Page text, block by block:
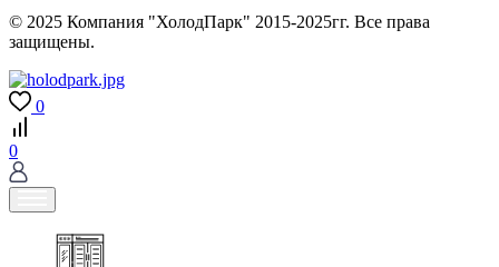
© 2025 Компания "ХолодПарк" 2015-2025гг. Все права
защищены.
0
0